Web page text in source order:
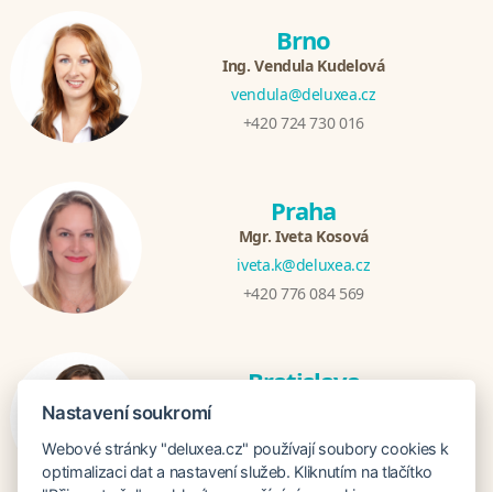
Brno
Ing. Vendula Kudelová
vendula@deluxea.cz
+420 724 730 016
Praha
Mgr. Iveta Kosová
iveta.k@deluxea.cz
+420 776 084 569
Bratislava
+421 948 759 074
Nastavení soukromí
Webové stránky "deluxea.cz" používají soubory cookies k
optimalizaci dat a nastavení služeb. Kliknutím na tlačítko